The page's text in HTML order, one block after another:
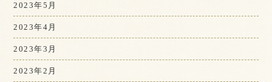
2023年5月
2023年4月
2023年3月
2023年2月